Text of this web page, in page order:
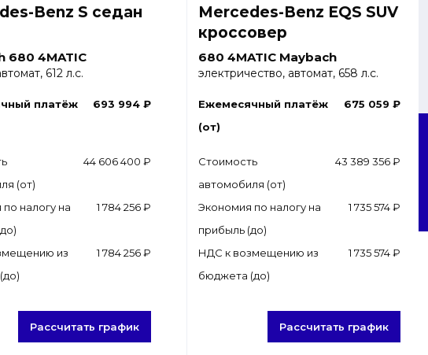
Benz S седан
680 4MATIC
612 л.с.
платёж
693 994 ₽
(от)
44 606 400 ₽
налогу на
1 784 256 ₽
из
1 784 256 ₽
Рассчитать график
Mercedes-Benz EQS SUV
кроссовер
680 4MATIC Maybach
электричество, автомат, 658 л.с.
Ежемесячный платёж
(от)
675 059 ₽
Стоимость
автомобиля (от)
43 389 356 ₽
Экономия по налогу на
прибыль (до)
1 735 574 ₽
НДС к возмещению из
бюджета (до)
1 735 574 ₽
Рассчитать график